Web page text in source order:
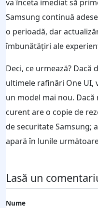
va înceta imediat să
Samsung continuă
o perioadă, dar
îmbunătățiri ale
Deci, ce urmează?
ultimele rafinări One UI,
un model mai nou.
curent are o copie de
de securitate Samsung;
apară în lunile
Lasă un
Nume